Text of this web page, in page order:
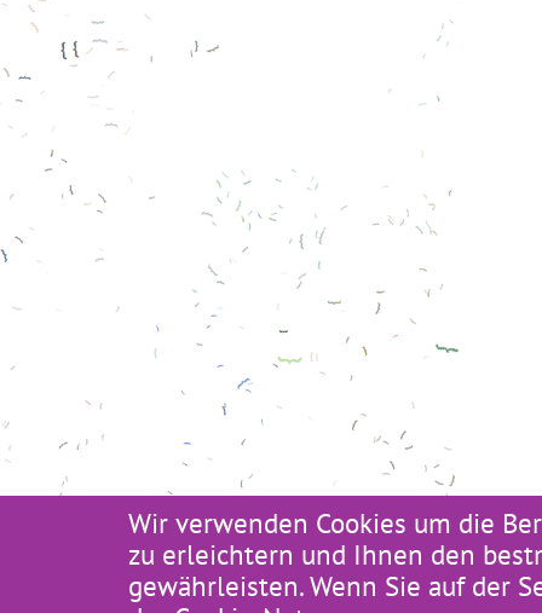
Wir verwenden Cookies um die
zu erleichtern und Ihnen den
gewährleisten. Wenn Sie auf der